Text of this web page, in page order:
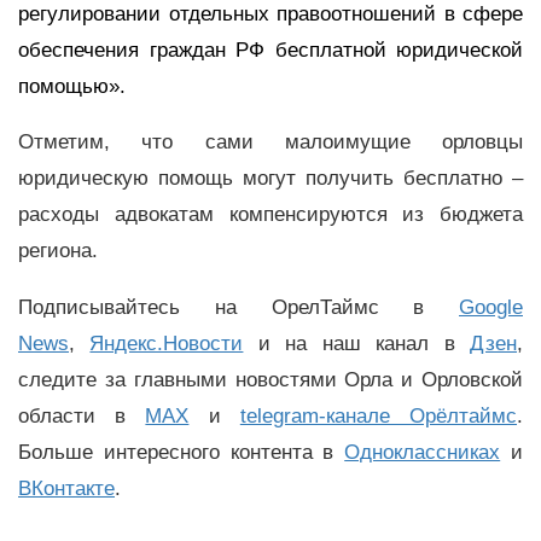
регулировании отдельных правоотношений в сфере
обеспечения граждан РФ бесплатной юридической
помощью».
Отметим, что сами малоимущие орловцы
юридическую помощь могут получить бесплатно –
расходы адвокатам компенсируются из бюджета
региона.
Подписывайтесь на ОрелТаймс в Google
News, Яндекс.Новости и на наш канал вДзен,
следите за главными новостями Орла и Орловской
области в MAX и telegram-канале Орёлтаймс.
Больше интересного контента вОдноклассниках и
ВКонтакте.